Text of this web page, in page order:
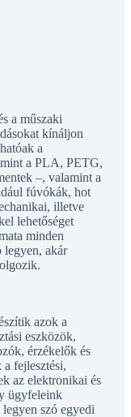
kínáljon
a
a PLA, PETG,
–, valamint a
fúvókák, hot
illetve
lehetőséget
minden
akár
eszközök,
érzékelők és
a fejlesztési,
az elektronikai és
ügyfeleink
szó egyedi
célokról.